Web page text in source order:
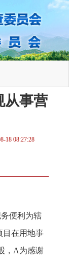
从事营
18 08:27:28
便利为辖
目在用地事
，A为感谢